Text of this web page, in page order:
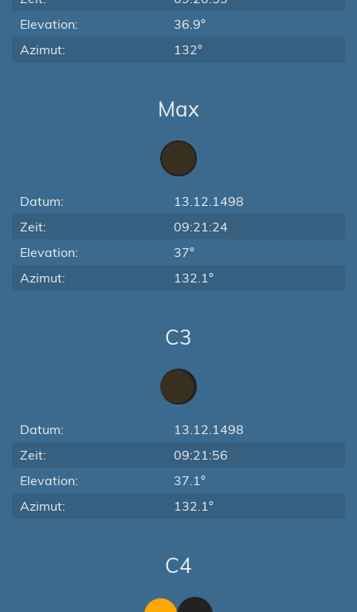
Elevation:
36.9°
Azimut:
132°
Max
Datum:
13.12.1498
Zeit:
09:21:24
Elevation:
37°
Azimut:
132.1°
C3
Datum:
13.12.1498
Zeit:
09:21:56
Elevation:
37.1°
Azimut:
132.1°
C4